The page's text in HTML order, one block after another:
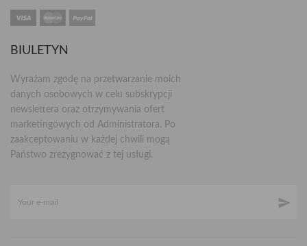
BIULETYN
Wyrażam zgodę na przetwarzanie moich
danych osobowych w celu subskrypcji
newslettera oraz otrzymywania ofert
marketingowych od Administratora. Po
zaakceptowaniu w każdej chwili mogą
Państwo zrezygnować z tej usługi.
